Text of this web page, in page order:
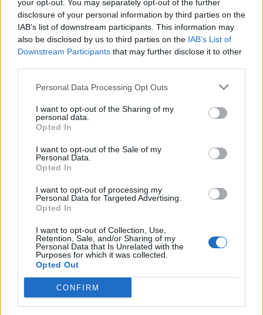
your opt-out. You may separately opt-out of the further
disclosure of your personal information by third parties on the
IAB’s list of downstream participants. This information may
also be disclosed by us to third parties on the IAB’s List of
Downstream Participants that may further disclose it to other
Personal Data Processing Opt Outs
I want to opt-out of the Sharing of my
personal data.
Opted In
I want to opt-out of the Sale of my
Personal Data.
Opted In
I want to opt-out of processing my
Personal Data for Targeted Advertising.
Opted In
I want to opt-out of Collection, Use,
Retention, Sale, and/or Sharing of my
Personal Data that Is Unrelated with the
Purposes for which it was collected.
Opted Out
CONFIRM
Předchozí článek
Dvě uhynulé volavky našli minulý
Následující článek
Policejní hlídky během kontrol
SOUVISEJÍCÍ ČLÁNKY
VÍCE OD AUTORA
Hygienici kontrolují dětské tábory. Více
než polovina odebraných vzorků vody
Zpravodajství
Svatá Hora rozšířila počet bohoslužeb.
Většina koupališť na Příbramsku nabízí
výborné podmínky. Horší voda je jen na
Živohošti